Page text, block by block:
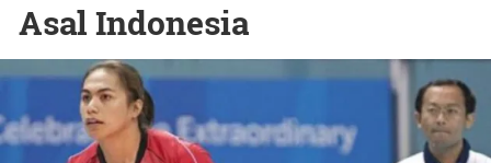
Asal Indonesia